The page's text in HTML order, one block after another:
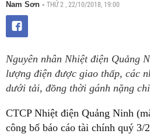
Nam Sơn - THỨ 2 , 22/10/2018, 19:00
Nguyên nhân Nhiệt điện Quảng
lượng điện được giao thấp, các
dưới tải, đồng thời gánh nặng
CTCP Nhiệt điện Quảng Ninh
công bố báo cáo tài chính quý 3/